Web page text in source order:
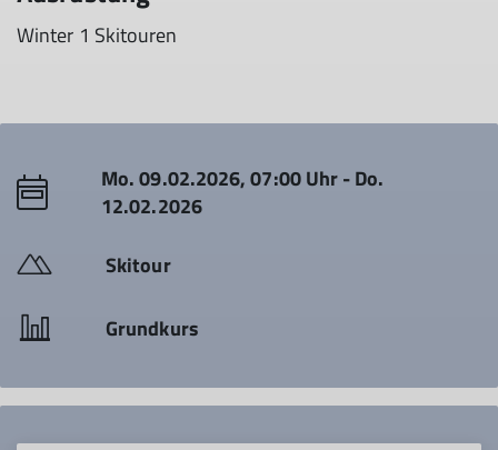
Winter 1 Skitouren
Mo. 09.02.2026, 07:00 Uhr - Do.
12.02.2026
Skitour
Grundkurs